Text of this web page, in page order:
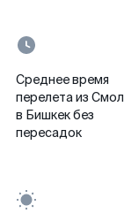
Среднее время
перелета из
в Бишкек без
пересадок